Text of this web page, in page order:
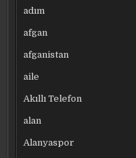
adım
afgan
afganistan
aile
Akıllı Telefon
alan
Alanyaspor